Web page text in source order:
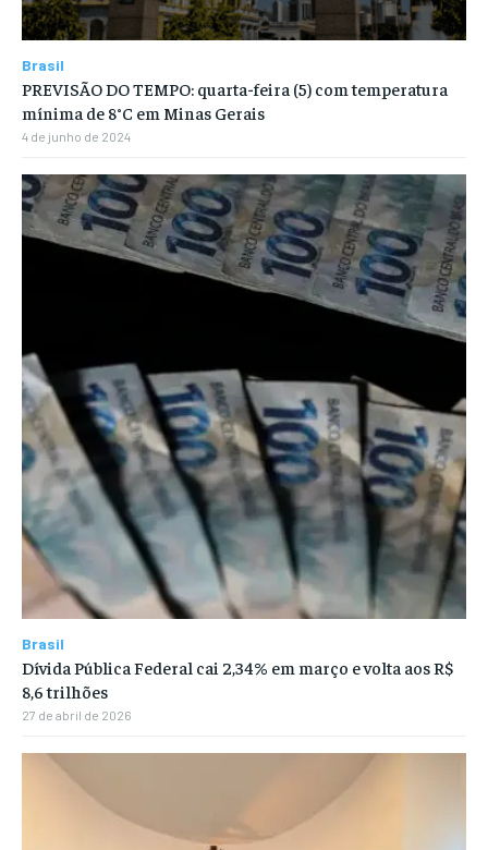
Brasil
PREVISÃO DO TEMPO: quarta-feira (5) com temperatura
mínima de 8°C em Minas Gerais
4 de junho de 2024
Brasil
Dívida Pública Federal cai 2,34% em março e volta aos R$
8,6 trilhões
27 de abril de 2026